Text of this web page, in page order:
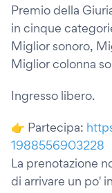
Premio della
in cinque
Miglior sonoro,
Miglior colonna
Ingresso libero.
👉 Partecipa:
1988556903228
La prenotazione
di arrivare un po'